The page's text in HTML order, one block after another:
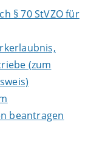
§ 70 StVZO für
(zum
beantragen